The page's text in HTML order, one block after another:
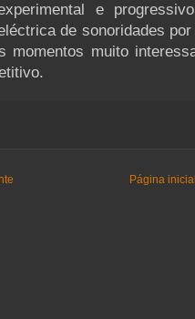
e
de sonoridades
momentos muito
Página